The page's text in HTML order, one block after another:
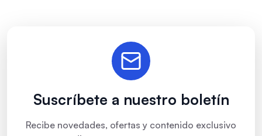
Suscríbete a nuestro boletín
Recibe novedades, ofertas y contenido exclusivo